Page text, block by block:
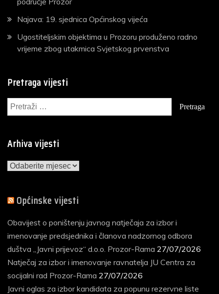
Najava: 19. sjednica Općinskog vijeća
Ugostiteljskim objektima u Prozoru produženo radno
vrijeme zbog utakmica Svjetskog prvenstva
Pretraga vijesti
Pretraga:
Arhiva vijesti
Arhiva
Općinske vijesti
Obavijest o poništenju javnog natječaja za izbor i
imenovanje predsjednika i članova nadzornog odbora
duštva „Javni prijevoz“ d.o.o. Prozor-Rama 27/07/2026
Natječaj za izbor i imenovanje ravnatelja JU Centra za
socijalni rad Prozor-Rama 27/07/2026
Javni oglas za izbor kandidata za popunu rezervne liste